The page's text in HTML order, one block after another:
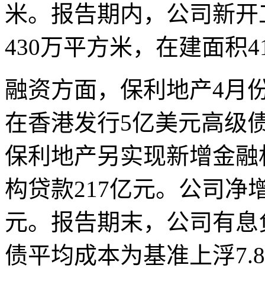
米。报告期内，公司新
430万平方米，在建面积
融资方面，保利地产4月
在香港发行5亿美元高级
保利地产另实现新增金
构贷款217亿元。公司净
元。报告期末，公司有
债平均成本为基准上浮